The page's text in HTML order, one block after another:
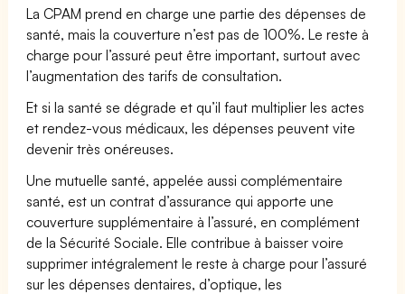
La CPAM prend en charge une partie des dépenses de
santé, mais la couverture n’est pas de 100%. Le reste à
charge pour l’assuré peut être important, surtout avec
l’augmentation des tarifs de consultation.
Et si la santé se dégrade et qu’il faut multiplier les actes
et rendez-vous médicaux, les dépenses peuvent vite
devenir très onéreuses.
Une mutuelle santé, appelée aussi complémentaire
santé, est un contrat d’assurance qui apporte une
couverture supplémentaire à l’assuré, en complément
de la Sécurité Sociale. Elle contribue à baisser voire
supprimer intégralement le reste à charge pour l’assuré
sur les dépenses dentaires, d’optique, les